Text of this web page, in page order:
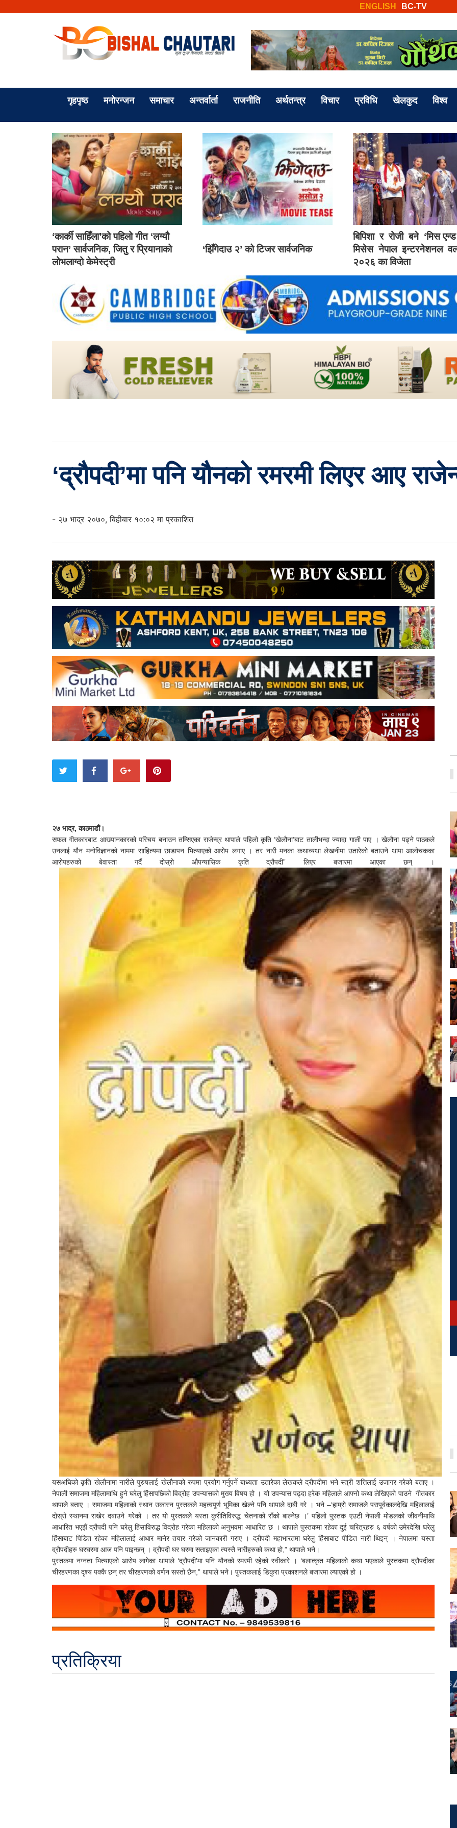
BC-TV
ENGLISH
गृहपृष्ठ मनोरन्जन समाचार अन्तर्वार्ता राजनीति अर्थतन्त्र विचार प्रविधि खेलकुद विश्व
‘कार्की साहिँला’को पहिलो गीत ‘लग्यौ
परान’ सार्वजनिक, जितु र प्रियानाको
लोभलाग्दो केमेस्ट्री
‘झिँगेदाउ २’ को टिजर सार्वजनिक
बिपिशा र रोजी बने ‘मिस
मिसेस नेपाल इन्टरनेशनल
२०२६ का विजेता
‘द्रौपदी’मा पनि यौनको रमरमी लिएर आए
- २७ भाद्र २०७०, बिहीबार १०:०२ मा प्रकाशित
२७ भाद्र, काठमाडौं।
सफल गीतकारबाट आख्यानकारको परिचय बनाउन तम्सिएका राजेन्द्र थापाले पहिलो कृति ‘खेलौना’बाट तालीभन्दा ज्यादा गाली पाए । खेलौना पढ्ने पाठकले
उनलाई यौन मनोविज्ञानको नाममा साहित्यमा छाडापन भित्याएको आरोप लगाए । तर नारी मनका कथाव्यथा लेखनीमा उतारेको बताउने थापा आलोचकका
आरोपहरुको बेवास्ता गर्दै दोस्रो औपन्यासिक कृति द्रौपदी” लिएर बजारमा आएका छन् ।
यसअघिको कृति खेलौनामा नारीले पुरुषलाई खेलौनाको रुपमा प्रयोग गर्नुपर्ने बाध्यता उतारेका लेखकले द्रौपदीमा भने स्त्री शत्तिलाई उजागर गरेको बताए ।
नेपाली समाजमा महिलामाथि हुने घरेलु हिंसापछिको विद्रोह उपन्यासको मुख्य विषय हो । यो उपन्यास पढ्दा हरेक महिलाले आफ्नो कथा लेखिएको पाउने गीतकार
थापाले बताए । समाजमा महिलाको स्थान उकास्न पुस्तकले महत्वपूर्ण भूमिका खेल्ने पनि थापाले दाबी गरे । भने –‘हाम्रो समाजले परापूर्वकालदेखि महिलालाई
दोस्रो स्थानमा राखेर दबाउने गरेको । तर यो पुस्तकले यस्ता कुरीतिविरुद्ध चेतनाको राँको बाल्नेछ ।’ पहिलो पुस्तक एउटी नेपाली मोडलको जीवनीमाथि
आधारित भएझैं द्रौपदी पनि घरेलु हिंसाविरुद्ध विद्रोह गरेका महिलाको अनुभवमा आधारित छ । थापाले पुस्तकमा रहेका दुई चरित्रहरु ६ वर्षको उमेरदेखि घरेलु
हिंसाबाट पिडित रहेका महिलालाई आधार मानेर तयार गरेको जानकारी गराए । द्रौपदी महाभारतमा घरेलु हिंसाबाट पीडित नारी थिइन् । नेपालमा यस्ता
द्रौपदीहरु घरघरमा आज पनि पाइन्छन् । द्रौपदी घर घरमा सताइएका त्यस्तै नारीहरुको कथा हो,” थापाले भने।
पुस्तकमा नग्नता भित्याएको आरोप लागेका थापाले ‘द्रौपदी’मा पनि यौनको रमरमी रहेको स्वीकारे । ‘बलात्कृत महिलाको कथा भएकाले पुस्तकमा द्रौपदीका
चीरहरणका दृश्य पक्कै छन् तर चीरहरणको वर्णन सस्तो छैन,” थापाले भने। पुस्तकलाई डिकुरा प्रकाशनले बजारमा ल्याएको हो ।
प्रतिक्रिया